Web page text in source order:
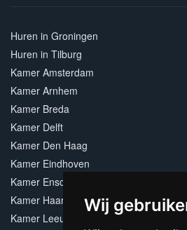
Wij
Huren in Groningen
Huren in Tilburg
Kamer Amsterdam
Kamer Arnhem
Kamer Breda
Kamer Delft
Kamer Den Haag
Kamer Eindhoven
Kamer Enschede
Kamer Haarlem
Kamer Leeuwarden